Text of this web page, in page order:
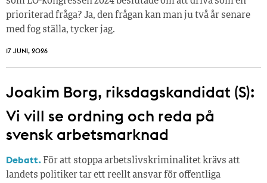
prioriterad fråga? Ja, den frågan kan man ju två år senare
med fog ställa, tycker jag.
17 JUNI, 2026
Joakim Borg, riksdagskandidat (S):
Vi vill se ordning och reda på
svensk arbetsmarknad
Debatt. För att stoppa arbetslivskriminalitet krävs att
landets politiker tar ett reellt ansvar för offentliga